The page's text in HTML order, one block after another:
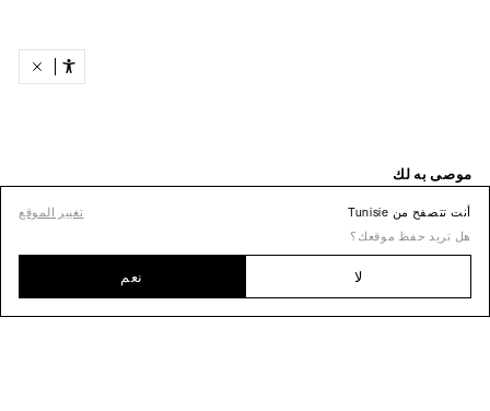
أنت تتصفح من Tunisie
تغيير الموقع
هل تريد حفظ موقعك؟
لا نعم